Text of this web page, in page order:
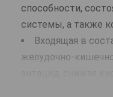
способности,
системы, а также
Входящая в
желудочно-